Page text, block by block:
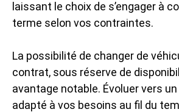
laissant le choix de s’engager à
terme selon vos contraintes.
La possibilité de changer de
contrat, sous réserve de
avantage notable. Évoluer vers
adapté à vos besoins au fil du